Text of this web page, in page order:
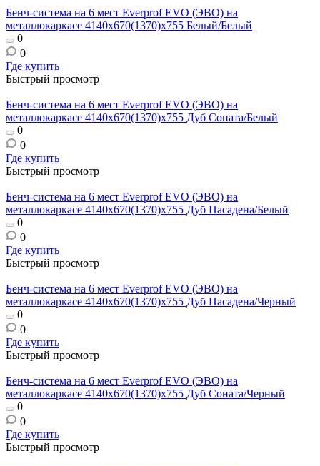
Бенч-система на 6 мест Everprof EVO (ЭВО) на
металлокаркасе 4140х670(1370)x755 Белый/Белый
0
0
Где купить
Быстрый просмотр
Бенч-система на 6 мест Everprof EVO (ЭВО) на
металлокаркасе 4140х670(1370)x755 Дуб Соната/Белый
0
0
Где купить
Быстрый просмотр
Бенч-система на 6 мест Everprof EVO (ЭВО) на
металлокаркасе 4140х670(1370)x755 Дуб Пасадена/Белый
0
0
Где купить
Быстрый просмотр
Бенч-система на 6 мест Everprof EVO (ЭВО) на
металлокаркасе 4140х670(1370)x755 Дуб Пасадена/Черный
0
0
Где купить
Быстрый просмотр
Бенч-система на 6 мест Everprof EVO (ЭВО) на
металлокаркасе 4140х670(1370)x755 Дуб Соната/Черный
0
0
Где купить
Быстрый просмотр